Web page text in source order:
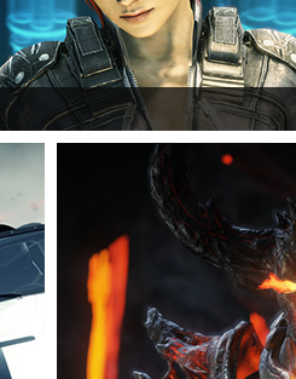
Games játéka, a Fuse.